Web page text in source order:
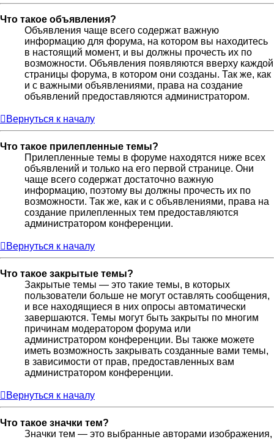
Что такое объявления?
Объявления чаще всего содержат важную
информацию для форума, на котором вы находитесь
в настоящий момент, и вы должны прочесть их по
возможности. Объявления появляются вверху каждой
страницы форума, в котором они созданы. Так же, как
и с важными объявлениями, права на создание
объявлений предоставляются администратором.
Вернуться к началу
Что такое прилепленные темы?
Прилепленные темы в форуме находятся ниже всех
объявлений и только на его первой странице. Они
чаще всего содержат достаточно важную
информацию, поэтому вы должны прочесть их по
возможности. Так же, как и с объявлениями, права на
создание прилепленных тем предоставляются
администратором конференции.
Вернуться к началу
Что такое закрытые темы?
Закрытые темы — это такие темы, в которых
пользователи больше не могут оставлять сообщения,
и все находящиеся в них опросы автоматически
завершаются. Темы могут быть закрыты по многим
причинам модератором форума или
администратором конференции. Вы также можете
иметь возможность закрывать созданные вами темы,
в зависимости от прав, предоставленных вам
администратором конференции.
Вернуться к началу
Что такое значки тем?
Значки тем — это выбранные авторами изображения,